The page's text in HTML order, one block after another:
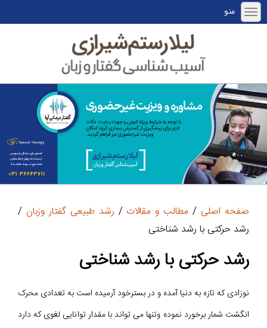
منو
صفحه اصلی / مطالب و مقالات / رشد طبیعی گفتار وزبان /
رشد حرکتی با رشد شناختی
رشد حرکتی با رشد شناختی
نوزادی که تازه به دنیا آمده و در بسترخود آرمیده است به تعدادی محرک
انگشت شمار برخورد نموده وتنها می تواند با مقدار توانایی لغوی که دارد